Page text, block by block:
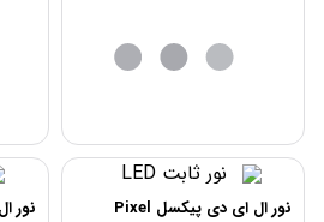
نور ال ای دی پیکسل Pixel